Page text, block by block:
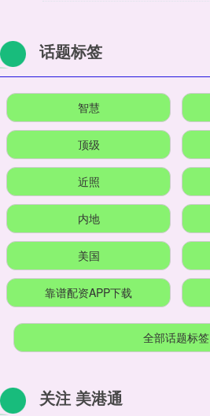
话题标签
智慧
顶级
近照
内地
美国
靠谱配资APP下载
全部话题标签
关注 美港通